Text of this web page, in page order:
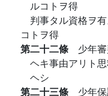
ルコトヲ得
判事タル資格ヲ
コトヲ得
第二十二條 少年
ヘキ事由アリト
ヘシ
第二十三條 少年